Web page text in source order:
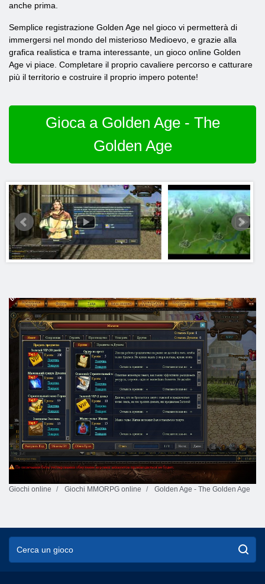
anche prima.
Semplice registrazione Golden Age nel gioco vi permetterà di
immergersi nel mondo del misterioso Medioevo, e grazie alla
grafica realistica e trama interessante, un gioco online Golden
Age vi piace. Completare il proprio cavaliere percorso e catturare
più il territorio e costruire il proprio impero potente!
Gioca a Golden Age - The
Golden Age
Giochi online Giochi MMORPG online Golden Age - The Golden Age